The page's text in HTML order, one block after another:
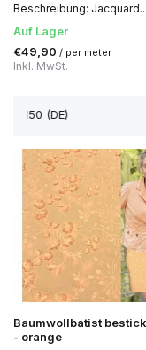
Beschreibung:
Auf Lager
€49,90 / per meter
Inkl. MwSt.
Baumwollbatist
- orange